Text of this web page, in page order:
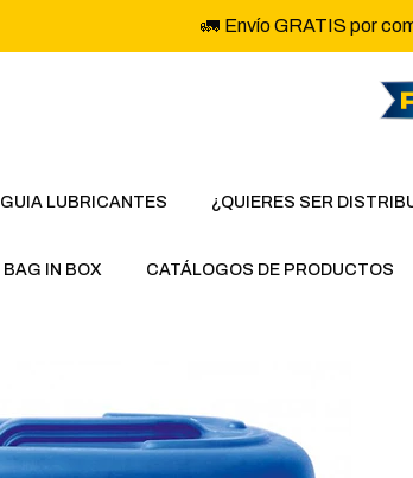
🚛 Envío GRATIS por
GUIA LUBRICANTES ¿QUIERES SER
BAG IN BOX CATÁLOGOS DE PRODUCTOS